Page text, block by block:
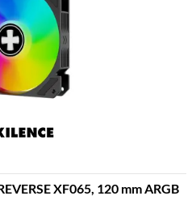
XF065, 120 mm ARGB